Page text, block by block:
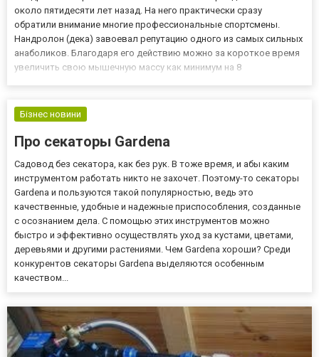
около пятидесяти лет назад. На него практически сразу
обратили внимание многие профессиональные спортсмены.
Нандролон (дека) завоевал репутацию одного из самых сильных
анаболиков. Благодаря его действию можно за короткое время
увеличить свою мышечную массу как минимум на 8
Препарат...
Бізнес новини
Про секаторы Gardena
Садовод без секатора, как без рук. В тоже время, и абы каким
инструментом работать никто не захочет. Поэтому-то секаторы
Gardena и пользуются такой популярностью, ведь это
качественные, удобные и надежные приспособления, созданные
с осознанием дела. С помощью этих инструментов можно
быстро и эффективно осуществлять уход за кустами, цветами,
деревьями и другими растениями. Чем Gardena хороши? Среди
конкурентов секаторы Gardena выделяются особенным
качеством...